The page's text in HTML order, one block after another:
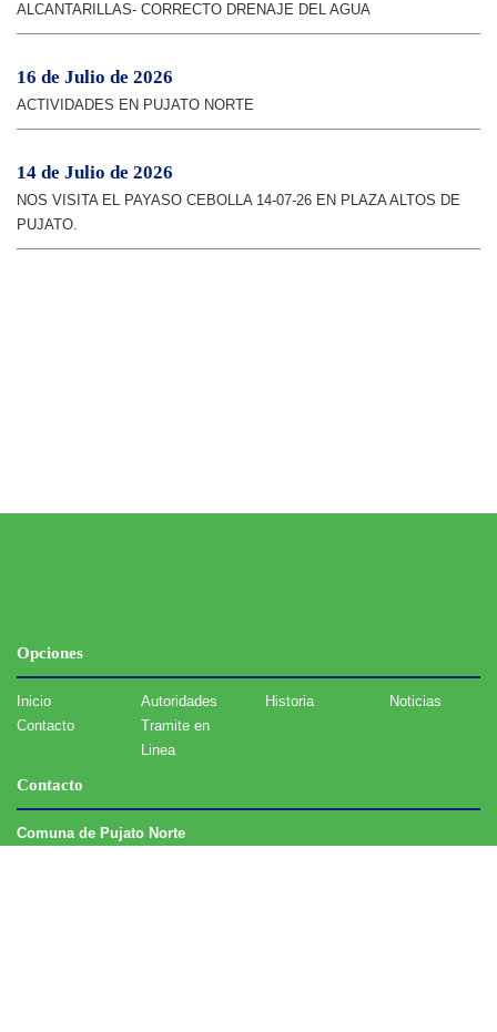
ALCANTARILLAS- CORRECTO DRENAJE DEL AGUA
16 de Julio de 2026
ACTIVIDADES EN PUJATO NORTE
14 de Julio de 2026
NOS VISITA EL PAYASO CEBOLLA 14-07-26 EN PLAZA ALTOS DE
PUJATO.
Opciones
Inicio Autoridades Historia
Noticias
Contacto
Tramite en
Linea
Contacto
Comuna de Pujato Norte